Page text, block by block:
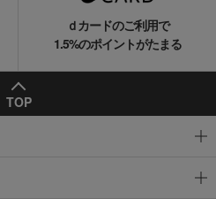
ｄカードのご利用で
1.5%のポイントがたまる
TOP